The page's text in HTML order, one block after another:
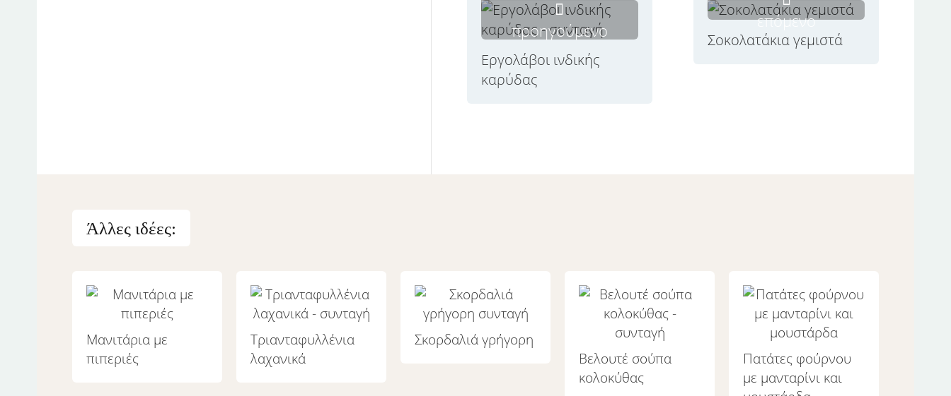
προηγούμενο
Εργολάβοι ινδικής
καρύδας
επόμενο
Σοκολατάκια γεμιστά
Άλλες ιδέες:
Μανιτάρια με
πιπεριές
Τριανταφυλλένια
λαχανικά
Σκορδαλιά γρήγορη
Βελουτέ σούπα
κολοκύθας
Πατάτες φούρνου
με μανταρίνι και